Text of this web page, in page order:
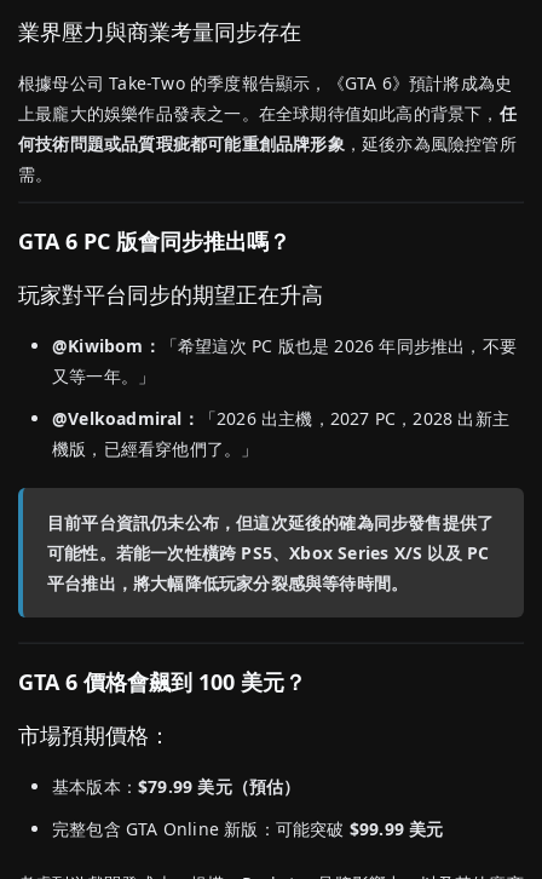
業界壓力與商業考量同步存在
根據母公司 Take-Two 的季度報告顯示，《GTA 6》預計將成為史
上最龐大的娛樂作品發表之一。在全球期待值如此高的背景下， 任
何技術問題或品質瑕疵都可能重創品牌形象，延後亦為風險控管所
需。
GTA 6 PC 版會同步推出嗎？
玩家對平台同步的期望正在升高
@Kiwibom：
「希望這次 PC 版也是 2026 年同步推出，不要
又等一年。」
@Velkoadmiral：
「2026 出主機，2027 PC，2028 出新主
機版，已經看穿他們了。」
目前平台資訊仍未公布，但這次延後的確為同步發售提供了
可能性。若能一次性橫跨 PS5、Xbox Series X/S 以及 PC
平台推出，將大幅降低玩家分裂感與等待時間。
GTA 6 價格會飆到 100 美元？
市場預期價格：
基本版本： $79.99 美元（預估）
完整包含 GTA Online 新版：可能突破 $99.99 美元